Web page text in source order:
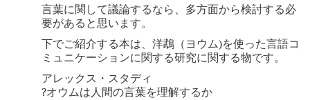
言葉に関して議論するなら、多方面から検討する必
要があると思います。
下でご紹介する本は、洋鵡（ヨウム)を使った言語コ
ミュニケーションに関する研究に関する物です。
アレックス・スタディ
?オウムは人間の言葉を理解するか